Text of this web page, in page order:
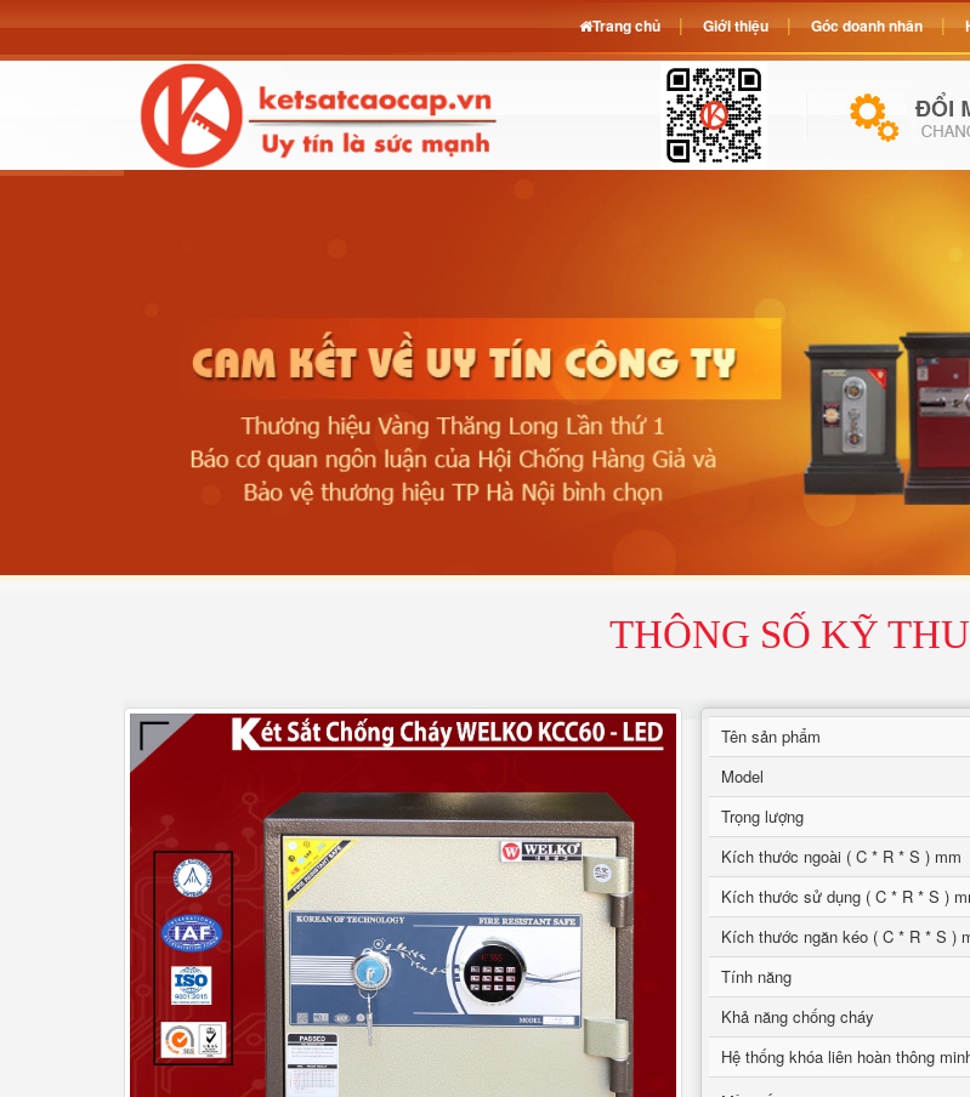
THÔNG SỐ KỸ
Tên sản phẩm
Model
Trọng lượng
Kích thước ngoài ( C * R * S ) mm
Kích thước sử dụng ( C * R * S )
Kích thước ngăn kéo ( C * R * S )
Tính năng
Khả năng chống cháy
Hệ thống khóa liên hoàn thông
Trang chủ Giới thiệu Góc doanh nhân